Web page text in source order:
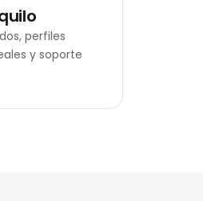
perfiles
y soporte